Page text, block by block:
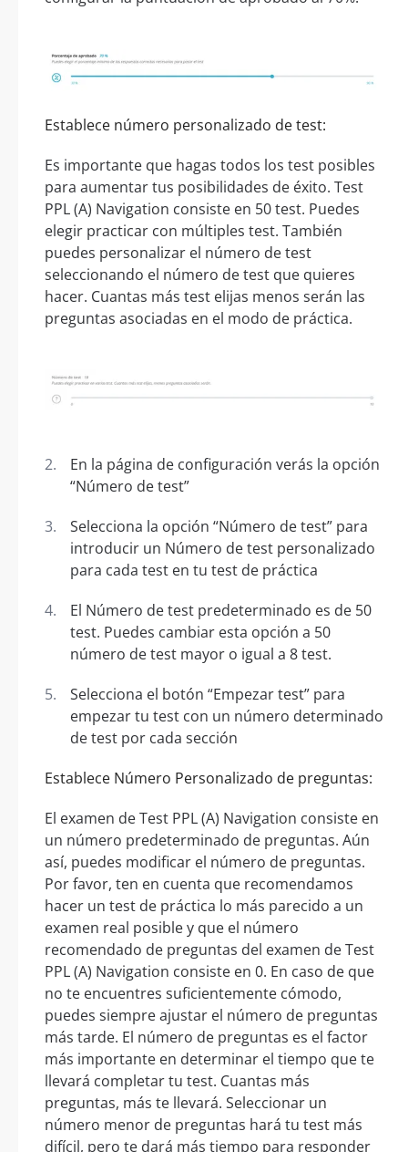
Establece número personalizado de test:
Es importante que hagas todos los test posibles
para aumentar tus posibilidades de éxito. Test
PPL (A) Navigation consiste en 50 test. Puedes
elegir practicar con múltiples test. También
puedes personalizar el número de test
seleccionando el número de test que quieres
hacer. Cuantas más test elijas menos serán las
preguntas asociadas en el modo de práctica.
En la página de configuración verás la opción
“Número de test”
Selecciona la opción “Número de test” para
introducir un Número de test personalizado
para cada test en tu test de práctica
El Número de test predeterminado es de 50
test. Puedes cambiar esta opción a 50
número de test mayor o igual a 8 test.
Selecciona el botón “Empezar test” para
empezar tu test con un número determinado
de test por cada sección
Establece Número Personalizado de preguntas:
El examen de Test PPL (A) Navigation consiste en
un número predeterminado de preguntas. Aún
así, puedes modificar el número de preguntas.
Por favor, ten en cuenta que recomendamos
hacer un test de práctica lo más parecido a un
examen real posible y que el número
recomendado de preguntas del examen de Test
PPL (A) Navigation consiste en 0. En caso de que
no te encuentres suficientemente cómodo,
puedes siempre ajustar el número de preguntas
más tarde. El número de preguntas es el factor
más importante en determinar el tiempo que te
llevará completar tu test. Cuantas más
preguntas, más te llevará. Seleccionar un
número menor de preguntas hará tu test más
difícil, pero te dará más tiempo para responder